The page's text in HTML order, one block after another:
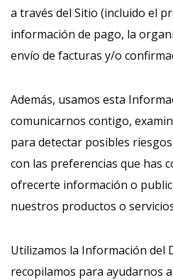
a través del Sitio (incluido el
información de pago, la
envío de facturas y/o
Además, usamos esta
comunicarnos contigo,
para detectar posibles
con las preferencias que has
ofrecerte información o
nuestros productos o
Utilizamos la Información del
recopilamos para ayudarnos